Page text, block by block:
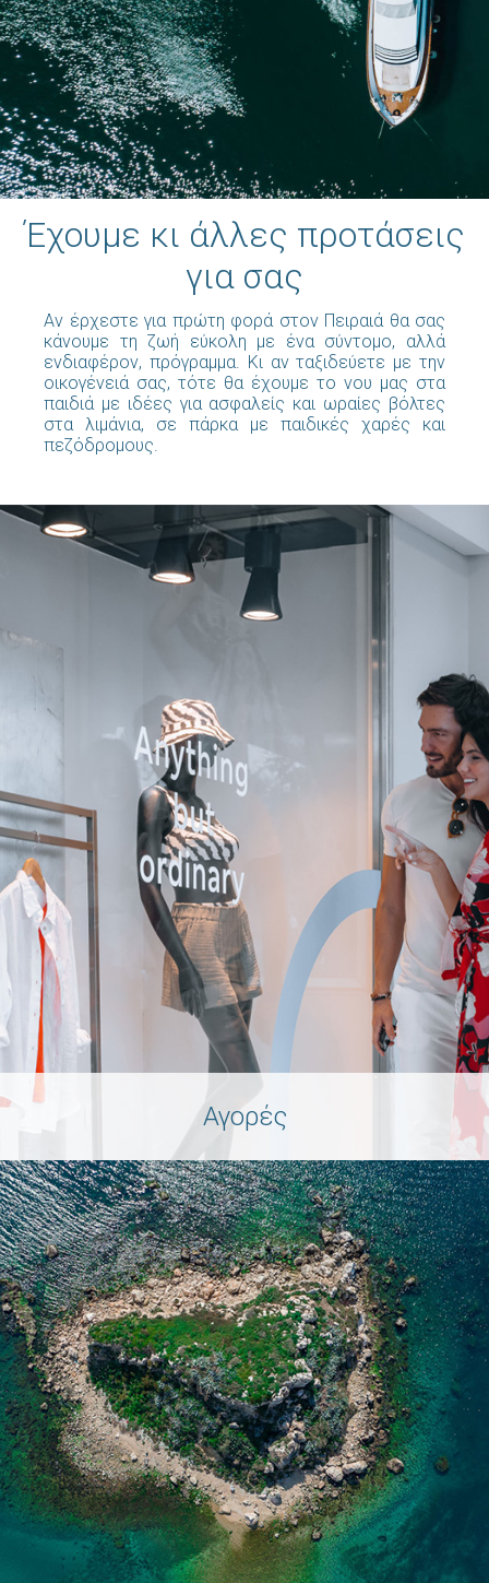
Έχουμε κι άλλες προτάσεις
για σας
Αν έρχεστε για πρώτη φορά στον Πειραιά θα σας
κάνουμε τη ζωή εύκολη με ένα σύντομο, αλλά
ενδιαφέρον, πρόγραμμα. Κι αν ταξιδεύετε με την
οικογένειά σας, τότε θα έχουμε το νου μας στα
παιδιά με ιδέες για ασφαλείς και ωραίες βόλτες
στα λιμάνια, σε πάρκα με παιδικές χαρές και
πεζόδρομους.
Αγορές